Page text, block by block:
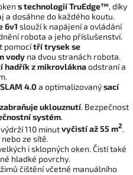
s technologií TruEdge™, díky
a dosáhne do každého koutu.
6v1 slouží k napájení a ovládání
robota a jeho příslušenství.
pomocítří trysek se
vody na dvou stranách robota.
hadřík z mikrovláknaodstraní a
4.0a optimalizovanýsací
zabraňuje uklouznutí. Bezpečnost
systém.
110 minutvyčistí až 55 m2
ze sítě.
i sklopných oken. Čistí také
hladké povrchy.
čištění včetně manuálního